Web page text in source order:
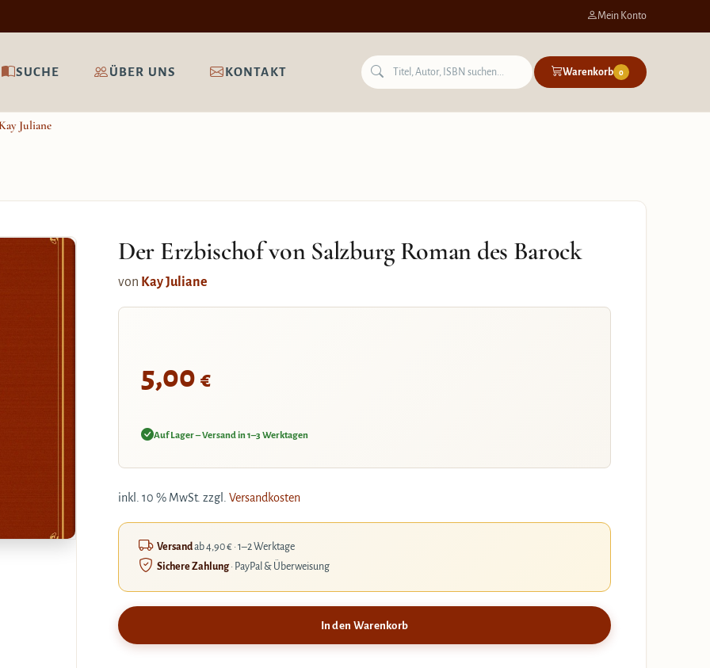
Mein Konto
SUCHE ÜBER UNS KONTAKT Warenkorb 0
Juliane
Der Erzbischof von Salzburg Roman des Barock
von Kay Juliane
5,00 €
Auf Lager – Versand in 1–3 Werktagen
inkl. 10 % MwSt. zzgl. Versandkosten
Versandab 4,90 € · 1–2 Werktage
Sichere Zahlung· PayPal & Überweisung
In den Warenkorb